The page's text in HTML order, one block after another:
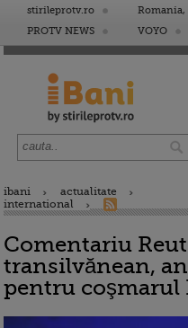
stirileprotv.ro Romania,
PROTV NEWS
VOYO
ibani
actualitate
international
Comentariu
transilvănean,
pentru